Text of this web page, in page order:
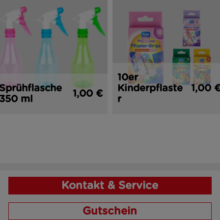
ml
1,00 €
10er
Kinderpflaste
r
1,00
Kontakt & Service
Gutschein